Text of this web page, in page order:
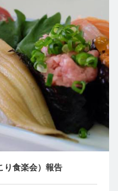
り食楽会）報告